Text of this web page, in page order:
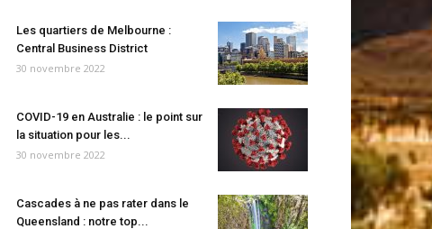
Les quartiers de Melbourne :
Central Business District
30 novembre 2022
COVID-19 en Australie : le point sur
la situation pour les...
30 novembre 2022
Cascades à ne pas rater dans le
Queensland : notre top...